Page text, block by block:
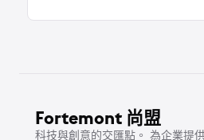
Fortemont 尚盟
科技與創意的交匯點。 為企業提